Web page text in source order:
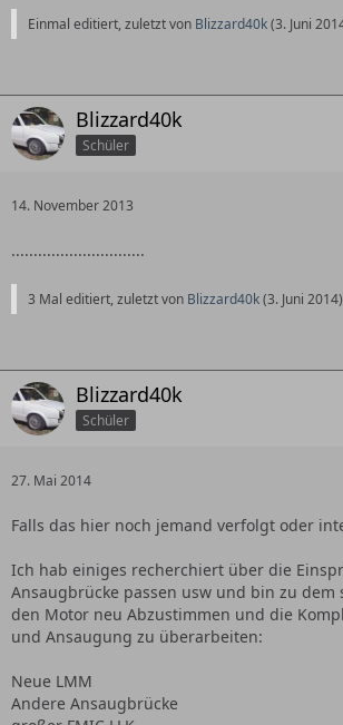
Einmal editiert, zuletzt von Blizzard40k(3. Juni
Blizzard40k
Schüler
14. November 2013
..............................
3 Mal editiert, zuletzt von Blizzard40k(3. Juni 2014)
Blizzard40k
Schüler
27. Mai 2014
Falls das hier noch jemand verfolgt oder
Ich hab einiges recherchiert über die
Ansaugbrücke passen usw und bin zu dem
den Motor neu Abzustimmen und die
und Ansaugung zu überarbeiten:
Neue LMM
Andere Ansaugbrücke